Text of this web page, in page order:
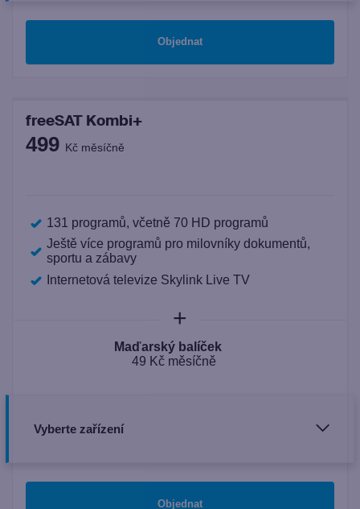
Objednat
freeSAT Kombi+
499 Kč měsíčně
131 programů, včetně 70 HD programů
Ještě více programů pro milovníky dokumentů,
sportu a zábavy
Internetová televize Skylink Live TV
+
Maďarský balíček
49 Kč měsíčně
Vyberte zařízení
Objednat